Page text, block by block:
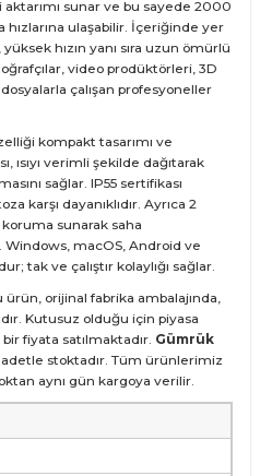
sunar ve bu sayede 2000
ulaşabilir. İçeriğinde yer
hızın yanı sıra uzun ömürlü
video prodüktörleri, 3D
çalışan profesyoneller
kompakt tasarımı ve
ısıyı verimli şekilde dağıtarak
sağlar. IP55 sertifikası
karşı dayanıklıdır. Ayrıca 2
sunarak saha
Windows, macOS, Android ve
tak ve çalıştır kolaylığı sağlar.
orijinal fabrika ambalajında,
Kutusuz olduğu için piyasa
fiyata satılmaktadır. Gümrük
adetle stoktadır. Tüm ürünlerimiz
aynı gün kargoya verilir.